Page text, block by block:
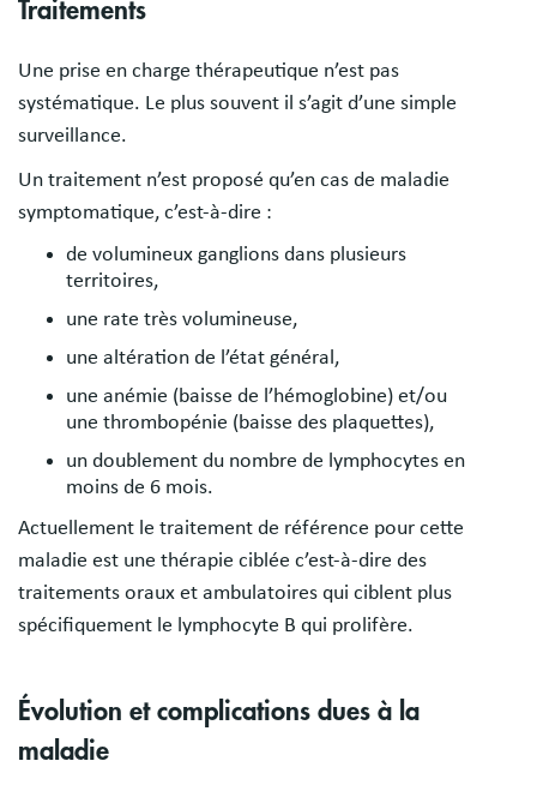
Traitements
Une prise en charge thérapeutique n’est pas
systématique. Le plus souvent il s’agit d’une simple
surveillance.
Un traitement n’est proposé qu’en cas de maladie
symptomatique, c’est-à-dire :
de volumineux ganglions dans plusieurs
territoires,
une rate très volumineuse,
une altération de l’état général,
une anémie (baisse de l’hémoglobine) et/ou
une thrombopénie (baisse des plaquettes),
un doublement du nombre de lymphocytes en
moins de 6 mois.
Actuellement le traitement de référence pour cette
maladie est une thérapie ciblée c’est-à-dire des
traitements oraux et ambulatoires qui ciblent plus
spécifiquement le lymphocyte B qui prolifère.
Évolution et complications dues à la
maladie